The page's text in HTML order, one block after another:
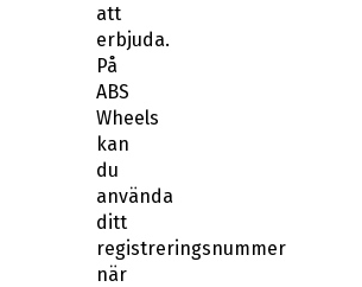
att
erbjuda.
På
ABS
Wheels
kan
du
använda
ditt
registreringsnummer
när